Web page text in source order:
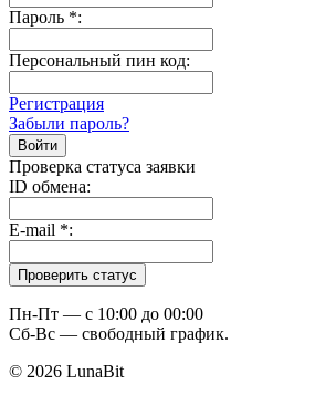
Пароль *:
Персональный пин код:
Регистрация
Забыли пароль?
Проверка статуса заявки
ID обмена:
E-mail *:
Пн-Пт — c 10:00 до 00:00
Сб-Вс — свободный график.
© 2026 LunaBit